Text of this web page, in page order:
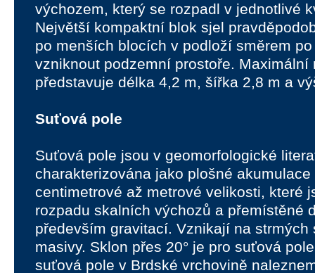
výchozem, který se rozpadl v jednotlivé
Největší kompaktní blok sjel
po menších blocích v podloží směrem
vzniknout podzemní prostoře. Maximální
představuje délka 4,2 m, šířka 2,8 m a
Suťová pole
Suťová pole jsou v geomorfologické
charakterizována jako plošné
centimetrové až metrové velikosti, které
rozpadu skalních výchozů a přemístěné
především gravitací. Vznikají na
masivy. Sklon přes 20° je pro suťová
suťová pole v Brdské vrchovině